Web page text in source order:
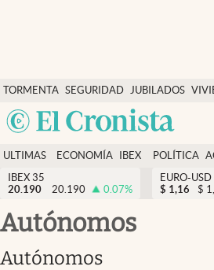
TORMENTA SEGURIDAD
SOCIAL
JUBILADOS
Economía y finanzas
Política
Actualidad
Criptomonedas
España
ULTIMAS
NOTICIAS
ECONOMÍA
FINANZAS
IBEX
EURO
POLÍTICA
IBEX 35
20.190
20.190 0.07%
EURO-USD
$ 1,16 $
autónomos
autónomos